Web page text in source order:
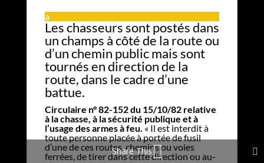
a
Les chasseurs sont postés dans
un champs à côté de la route ou
d’un chemin public mais sont
tournés en direction de la
route, dans le cadre d’une
battue.
Circulaire n° 82-152 du 15/10/82 relative
à la chasse, à la sécurité publique et à
l’usage des armes à feu. « Il est interdit à
toute personne placée à portée de fusil
d’une de ces routes, chemins ou voies
ferrées, de tirer dans cette direction ou au-
Share This